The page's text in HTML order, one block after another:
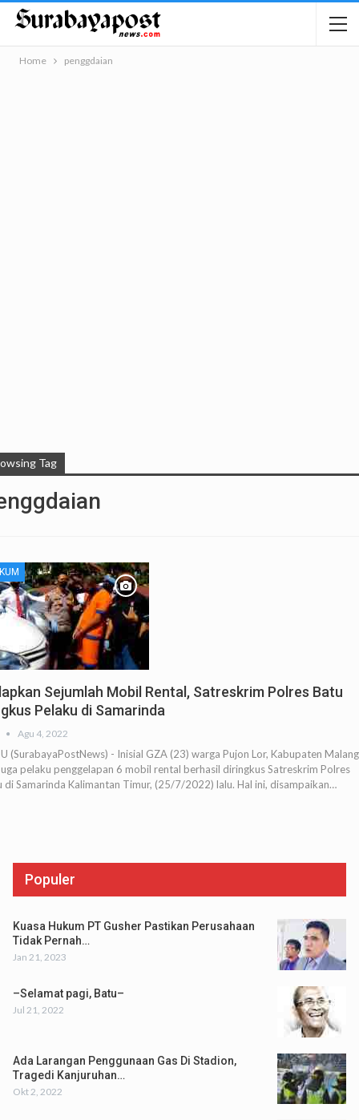
Home penggdaian
Tag
Sejumlah Mobil Rental, Satreskrim Polres Batu
Pelaku di Samarinda
Agu 4, 2022
(SurabayaPostNews) - Inisial GZA (23) warga Pujon Lor, Kabupaten
pelaku penggelapan 6 mobil rental berhasil diringkus Satreskrim Polres
di Samarinda Kalimantan Timur, (25/7/2022) lalu. Hal ini, disampaikan…
Populer
Kuasa Hukum PT Gusher Pastikan Perusahaan
Tidak Pernah…
Jan 21, 2023
–Selamat pagi, Batu–
Jul 21, 2022
Ada Larangan Penggunaan Gas Di Stadion,
Tragedi Kanjuruhan…
Okt 2, 2022